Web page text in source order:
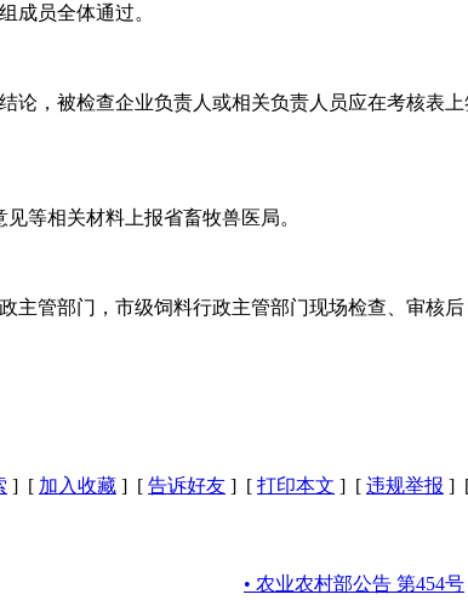
成员全体通过。
论，被检查企业负责人或相关负责人员应在考核表
等相关材料上报省畜牧兽医局。
管部门，市级饲料行政主管部门现场检查、审核
] [ 加入收藏 ] [ 告诉好友 ] [ 打印本文 ] [ 违规举报 ]
• 农业农村部公告 第454号